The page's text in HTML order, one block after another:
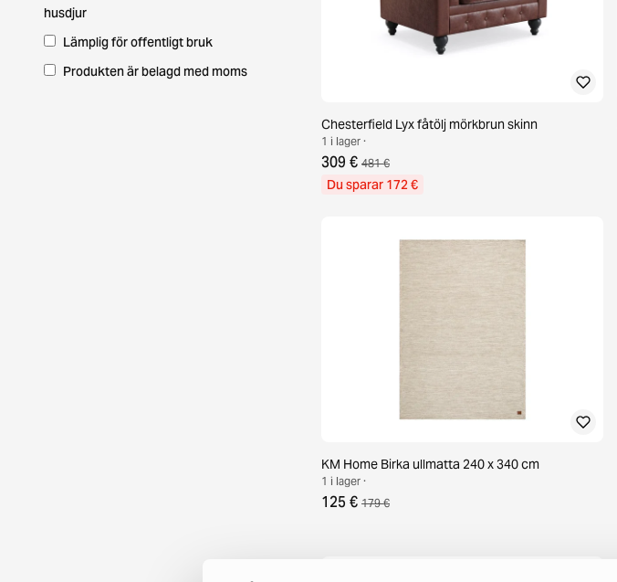
husdjur
Lämplig för offentligt bruk
Produkten är belagd med moms
Chesterfield Lyx fåtölj mörkbrun skinn
1 i lager ·
309 € 481 €
Du sparar 172 €
KM Home Birka ullmatta 240 x 340 cm
1 i lager ·
125 € 179 €